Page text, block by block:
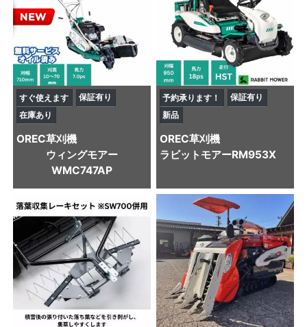
すぐ使えます
保証有り
在庫あり
OREC草刈機
ウィングモアー
WMC747AP
予約承ります！
保証有り
新品
OREC草刈機
ラビットモアーRM953X